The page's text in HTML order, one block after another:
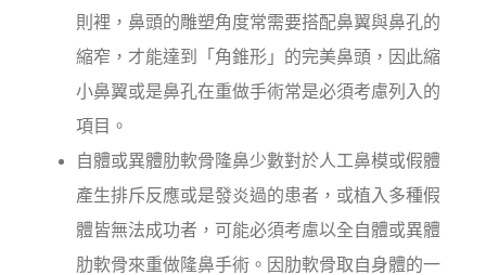
則裡，鼻頭的雕塑角度常需要搭配鼻翼與鼻孔的
縮窄，才能達到「角錐形」的完美鼻頭，因此縮
小鼻翼或是鼻孔在重做手術常是必須考慮列入的
項目。
自體或異體肋軟骨隆鼻少數對於人工鼻模或假體
產生排斥反應或是發炎過的患者，或植入多種假
體皆無法成功者，可能必須考慮以全自體或異體
肋軟骨來重做隆鼻手術。因肋軟骨取自身體的一